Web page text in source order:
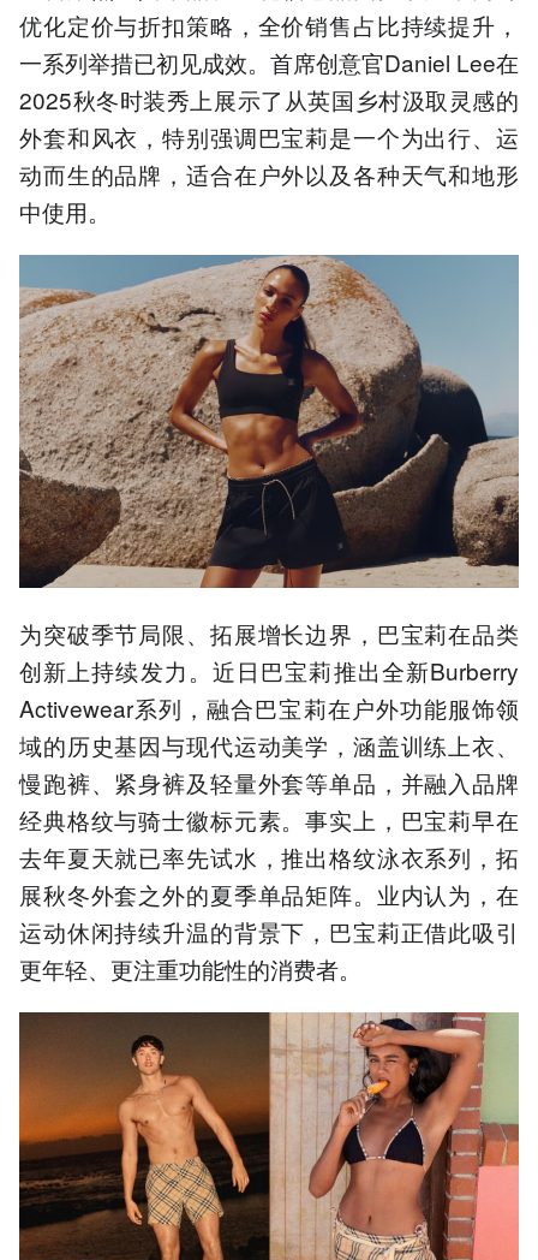
优化定价与折扣策略，全价销售占比持续提升，
一系列举措已初见成效。首席创意官Daniel Lee在
2025秋冬时装秀上展示了从英国乡村汲取灵感的
外套和风衣，特别强调巴宝莉是一个为出行、运
动而生的品牌，适合在户外以及各种天气和地形
中使用。
为突破季节局限、拓展增长边界，巴宝莉在品类
创新上持续发力。近日巴宝莉推出全新Burberry
Activewear系列，融合巴宝莉在户外功能服饰领
域的历史基因与现代运动美学，涵盖训练上衣、
慢跑裤、紧身裤及轻量外套等单品，并融入品牌
经典格纹与骑士徽标元素。事实上，巴宝莉早在
去年夏天就已率先试水，推出格纹泳衣系列，拓
展秋冬外套之外的夏季单品矩阵。业内认为，在
运动休闲持续升温的背景下，巴宝莉正借此吸引
更年轻、更注重功能性的消费者。